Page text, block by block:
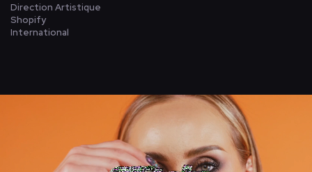
Direction Artistique
Shopify
International